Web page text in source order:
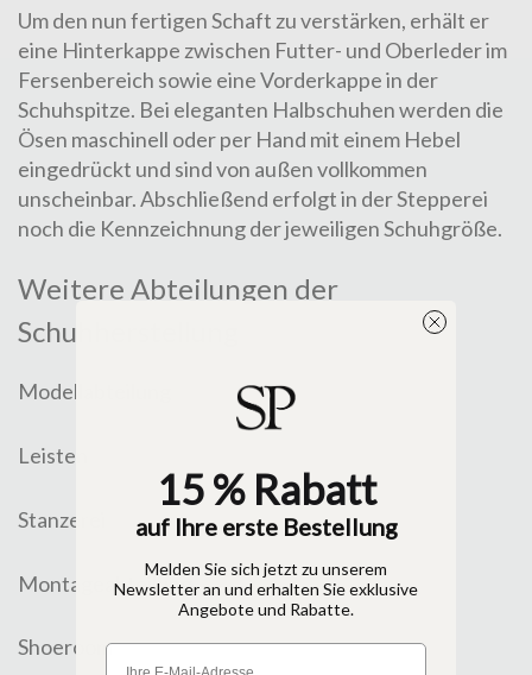
Um den nun fertigen Schaft zu verstärken, erhält er
eine Hinterkappe zwischen Futter- und Oberleder im
Fersenbereich sowie eine Vorder­kappe in der
Schuhspitze. Bei eleganten Halbschuhen werden die
Ösen maschinell oder per Hand mit einem Hebel
eingedrückt und sind von außen vollkommen
unscheinbar. Abschließend erfolgt in der Stepperei
noch die Kennzeichnung der jeweiligen Schuhgröße.
Weitere Abteilungen der
Schuhherstellung
Modellabteilung
Leisten
Stanzerei
Montageabteilung
Shoeroom
15 % Rabatt
auf Ihre erste Bestellung
Melden Sie sich jetzt zu unserem
Newsletter an und erhalten Sie exklusive
Angebote und Rabatte.